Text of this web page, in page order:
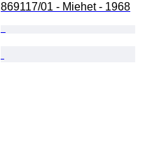
869117/01 - Miehet - 1968